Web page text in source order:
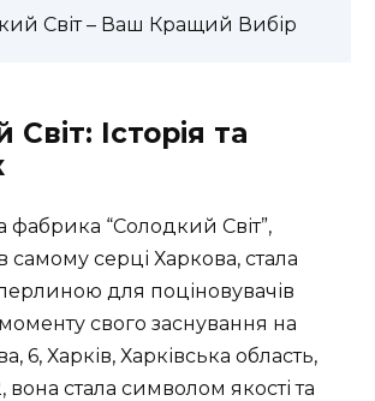
Світ – Ваш Кращий Вибір
Історія та
фабрика “Солодкий Світ”,
самому серці Харкова, стала
для поціновувачів
свого заснування на
6, Харків, Харківська область,
вона стала символом якості та